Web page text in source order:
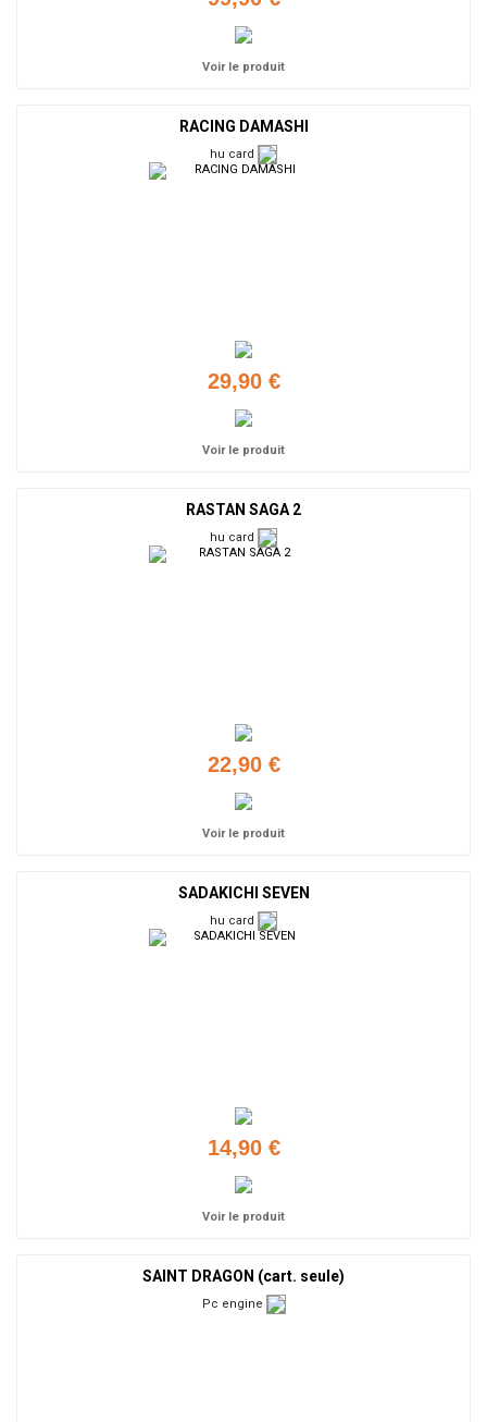
Voir le produit
RACING DAMASHI
hu card
29,90 €
Voir le produit
RASTAN SAGA 2
hu card
22,90 €
Voir le produit
SADAKICHI SEVEN
hu card
14,90 €
Voir le produit
SAINT DRAGON (cart. seule)
Pc engine